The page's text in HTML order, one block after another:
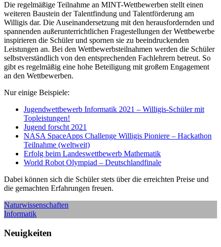
Die regelmäßige Teilnahme an MINT-Wettbewerben stellt einen
weiteren Baustein der Talentfindung und Talentförderung am
Willigis dar. Die Auseinandersetzung mit den herausfordernden und
spannenden außerunterrichtlichen Fragestellungen der Wettbewerbe
inspirieren die Schüler und spornen sie zu beeindruckenden
Leistungen an. Bei den Wettbewerbsteilnahmen werden die Schüler
selbstverständlich von den entsprechenden Fachlehrern betreut. So
gibt es regelmäßig eine hohe Beteiligung mit großem Engagement
an den Wettbewerben.
Nur einige Beispiele:
Jugendwettbewerb Informatik 2021 – Willigis-Schüler mit
Topleistungen!
Jugend forscht 2021
NASA SpaceApps Challenge Willigis Pioniere – Hackathon
Teilnahme (weltweit)
Erfolg beim Landeswettbewerb Mathematik
World Robot Olympiad – Deutschlandfinale
Dabei können sich die Schüler stets über die erreichten Preise und
die gemachten Erfahrungen freuen.
Naturwissenschaften
Informatik
Neuigkeiten